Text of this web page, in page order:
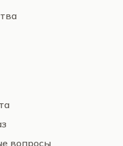
вопросы